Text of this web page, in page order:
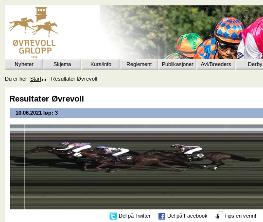
Nyheter Skjema Kurs/info Reglement Publikasjoner Avl/Breeders Derby
Du er her: Start Resultater Øvrevoll
Resultater Øvrevoll
10.06.2021 løp: 3
Del på Twitter Del på Facebook Tips en venn!